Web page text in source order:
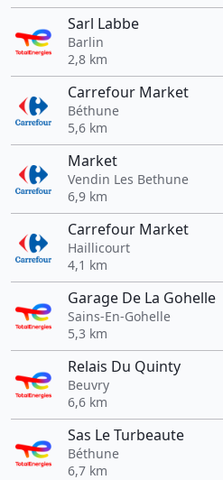
Sarl Labbe
Barlin
2,8 km
Carrefour Market
Béthune
5,6 km
Market
Vendin Les Bethune
6,9 km
Carrefour Market
Haillicourt
4,1 km
Garage De La Gohelle
Sains-En-Gohelle
5,3 km
Relais Du Quinty
Beuvry
6,6 km
Sas Le Turbeaute
Béthune
6,7 km